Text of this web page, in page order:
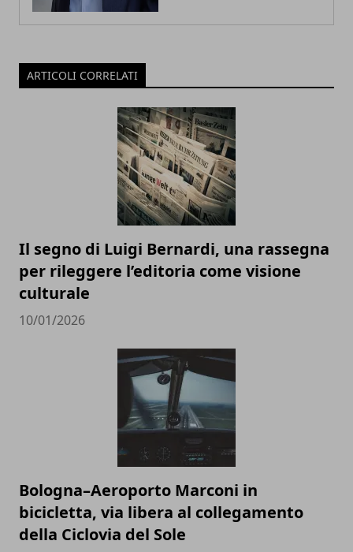
ARTICOLI CORRELATI
Il segno di Luigi Bernardi, una rassegna
per rileggere l’editoria come visione
culturale
10/01/2026
Bologna–Aeroporto Marconi in
bicicletta, via libera al collegamento
della Ciclovia del Sole